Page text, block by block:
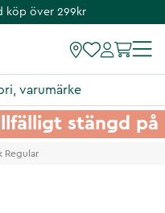
299kr
stängd
Regular